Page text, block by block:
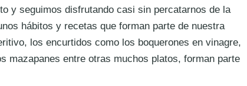
y seguimos disfrutando casi sin percatarnos de la
hábitos y recetas que forman parte de nuestra
los encurtidos como los boquerones en vinagre,
mazapanes entre otras muchos platos, forman parte